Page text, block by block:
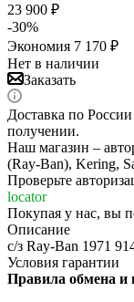
23 900 ₽
-30%
Экономия 7 170 ₽
Нет в наличии
Заказать
Доставка по
получении.
Наш магазин –
(Ray-Ban), Kering,
Проверьте
locator
Покупая у нас, вы
Описание
с/з Ray-Ban 1971
Условия гарантии
Правила обмена и